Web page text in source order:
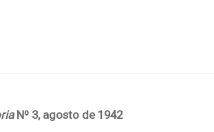
Nº 3, agosto de 1942